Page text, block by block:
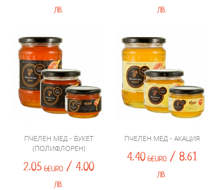
ЛВ. ЛВ.
ПЧЕЛЕН МЕД - БУКЕТ
(ПОЛИФЛОРЕН)
2.05 &EURO / 4.00
ЛВ.
ПЧЕЛЕН МЕД - АКАЦИЯ
4.40&EURO/ 8.61
ЛВ.